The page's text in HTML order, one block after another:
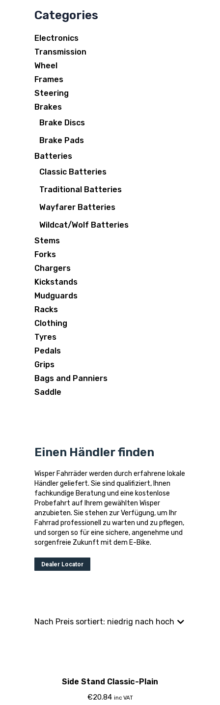
Categories
Electronics
Transmission
Wheel
Frames
Steering
Brakes
Brake Discs
Brake Pads
Batteries
Classic Batteries
Traditional Batteries
Wayfarer Batteries
Wildcat/Wolf Batteries
Stems
Forks
Chargers
Kickstands
Mudguards
Racks
Clothing
Tyres
Pedals
Grips
Bags and Panniers
Saddle
Einen Händler finden
Wisper Fahrräder werden durch erfahrene lokale
Händler geliefert. Sie sind qualifiziert, Ihnen
fachkundige Beratung und eine kostenlose
Probefahrt auf Ihrem gewählten Wisper
anzubieten. Sie stehen zur Verfügung, um Ihr
Fahrrad professionell zu warten und zu pflegen,
und sorgen so für eine sichere, angenehme und
sorgenfreie Zukunft mit dem E-Bike.
Dealer Locator
Side Stand Classic-Plain
€20.84 inc VAT